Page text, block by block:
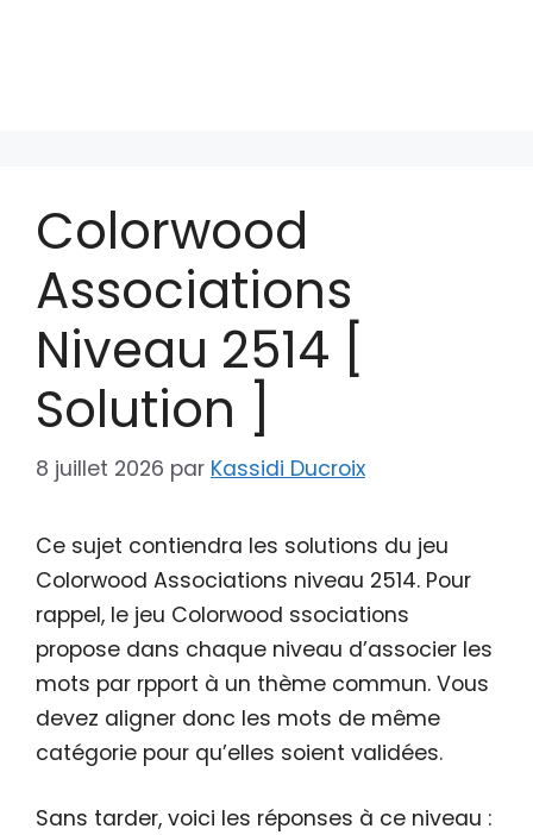
Colorwood
Associations
Niveau 2514 [
Solution ]
8 juillet 2026 par Kassidi Ducroix
Ce sujet contiendra les solutions du jeu
Colorwood Associations niveau 2514. Pour
rappel, le jeu Colorwood ssociations
propose dans chaque niveau d’associer les
mots par rpport à un thème commun. Vous
devez aligner donc les mots de même
catégorie pour qu’elles soient validées.
Sans tarder, voici les réponses à ce niveau :